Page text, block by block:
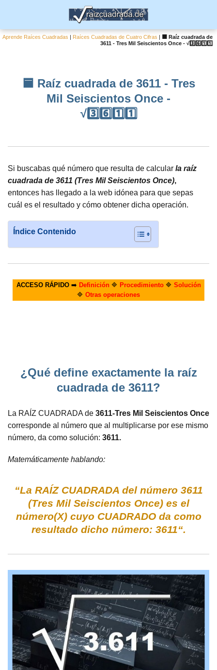
Aprende Raíces Cuadradas | Raíces Cuadradas de Cuatro Cifras |
🟦 Raíz cuadrada de
3611 - Tres Mil Seiscientos Once - √3️⃣6️⃣1️⃣1️⃣
🟦 Raíz cuadrada de 3611 - Tres
Mil Seiscientos Once -
√3️⃣6️⃣1️⃣1️⃣
Si buscabas qué número que resulta de calcular la raíz
cuadrada de 3611 (Tres Mil Seiscientos Once),
entonces has llegado a la web idónea para que sepas
cuál es el resultado y cómo obtener dicha operación.
Índice Contenido
ACCESO RÁPIDO➡️ Definición🔷 Procedimiento🔷 Solución
🔷 Otras operaciones
¿Qué define exactamente la raíz
cuadrada de 3611?
La RAÍZ CUADRADA de 3611-Tres Mil Seiscientos Once
corresponde al número que al multiplicarse por ese mismo
número, da como solución: 3611.
Matemáticamente hablando:
“La RAÍZ CUADRADA del número 3611
(Tres Mil Seiscientos Once) es el
número(X) cuyo CUADRADO da como
resultado dicho número: 3611“.